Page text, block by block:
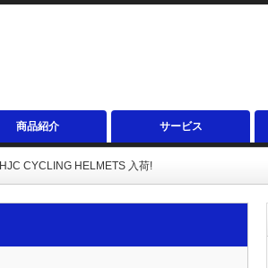
商品紹介 サービス
HJC CYCLING HELMETS 入荷!